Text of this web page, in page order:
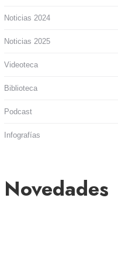
Noticias 2024
Noticias 2025
Videoteca
Biblioteca
Podcast
Infografías
Novedades